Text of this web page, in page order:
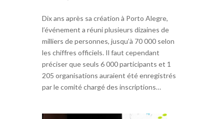
Dix ans après sa création à Porto Alegre,
l’événement a réuni plusieurs dizaines de
milliers de personnes, jusqu’à 70 000 selon
les chiffres officiels. Il faut cependant
préciser que seuls 6 000 participants et 1
205 organisations auraient été enregistrés
par le comité chargé des inscriptions…